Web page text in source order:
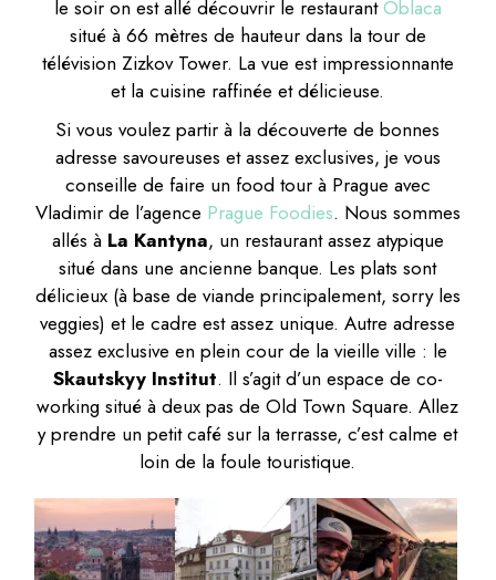
le soir on est allé découvrir le restaurantOblaca
situé à 66 mètres de hauteur dans la tour de
télévision Zizkov Tower. La vue est impressionnante
et la cuisine raffinée et délicieuse.
Si vous voulez partir à la découverte de bonnes
adresse savoureuses et assez exclusives, je vous
conseille de faire un food tour à Prague avec
Vladimir de l’agence Prague Foodies. Nous sommes
allés à La Kantyna, un restaurant assez atypique
situé dans une ancienne banque. Les plats sont
délicieux (à base de viande principalement, sorry les
veggies) et le cadre est assez unique. Autre adresse
assez exclusive en plein cour de la vieille ville : le
Skautskyy Institut. Il s’agit d’un espace de co-
working situé à deux pas de Old Town Square. Allez
y prendre un petit café sur la terrasse, c’est calme et
loin de la foule touristique.